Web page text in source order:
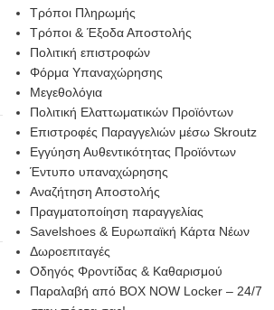
Τρόποι Πληρωμής
Τρόποι & Έξοδα Αποστολής
Πολιτική επιστροφών
Φόρμα Υπαναχώρησης
Μεγεθολόγια
Πολιτική Ελαττωματικών Προϊόντων
Επιστροφές Παραγγελιών μέσω Skroutz
Εγγύηση Αυθεντικότητας Προϊόντων
Έντυπο υπαναχώρησης
Αναζήτηση Αποστολής
Πραγματοποίηση παραγγελίας
Savelshoes & Ευρωπαϊκή Κάρτα Νέων
Δωροεπιταγές
Οδηγός Φροντίδας & Καθαρισμού
Παραλαβή από BOX NOW Locker – 24/7